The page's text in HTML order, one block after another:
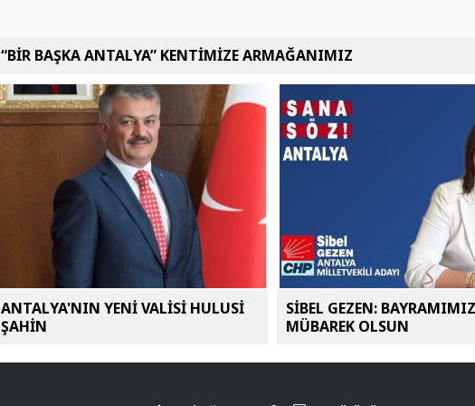
“BİR BAŞKA ANTALYA” KENTİMİZE ARMAĞANIMIZ
ANTALYA'NIN YENİ VALİSİ HULUSİ
ŞAHİN
SİBEL GEZEN: BAYRAMIMIZ
MÜBAREK OLSUN